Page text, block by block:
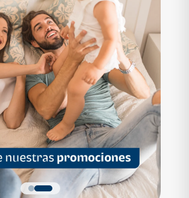
B
Q 1,559,700
Cuotas desde Q 10,047*
Noa Apartamentos Tipo A
Noa Apartamentos
3 dormitorios
2 baños
2 parqueos
Quiero más detalles